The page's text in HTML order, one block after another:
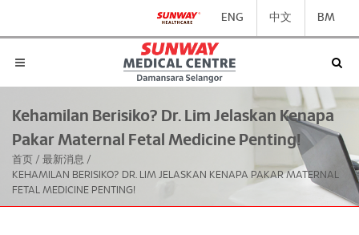
ENG 中文 BM
Kehamilan Berisiko? Dr. Lim Jelaskan Kenapa
Pakar Maternal Fetal Medicine Penting!
首页 / 最新消息 /
KEHAMILAN BERISIKO? DR. LIM JELASKAN KENAPA PAKAR MATERNAL
FETAL MEDICINE PENTING!